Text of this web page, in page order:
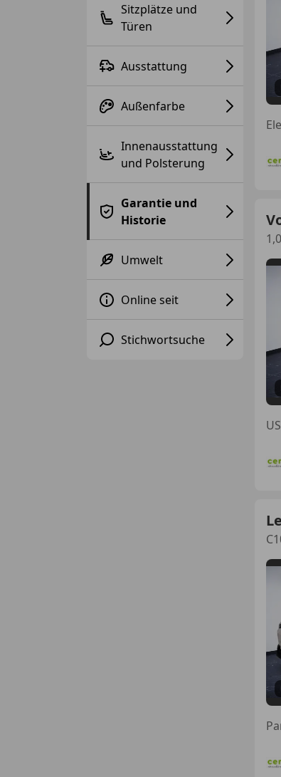
Sitzplätze und
Türen
Ausstattung
Außenfarbe
Innenausstattung
und Polsterung
Garantie und
Historie
Umwelt
Online seit
Stichwortsuche